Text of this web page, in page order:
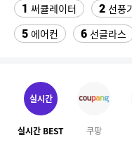
1 써큘레이터 2 선풍
5 에어컨 6 선글라스
11 실외기없는 에어컨
13 라이트라이드 360
16 성인용세발자전거중고
실시간
실시간 BEST 쿠팡